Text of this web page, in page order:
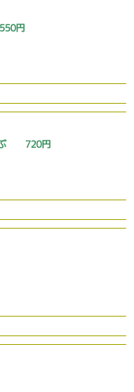
円
720円